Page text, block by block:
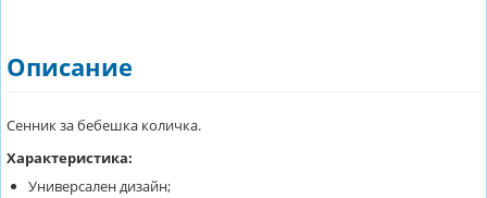
Описание
Сенник за бебешка количка.
Характеристика:
Универсален дизайн;